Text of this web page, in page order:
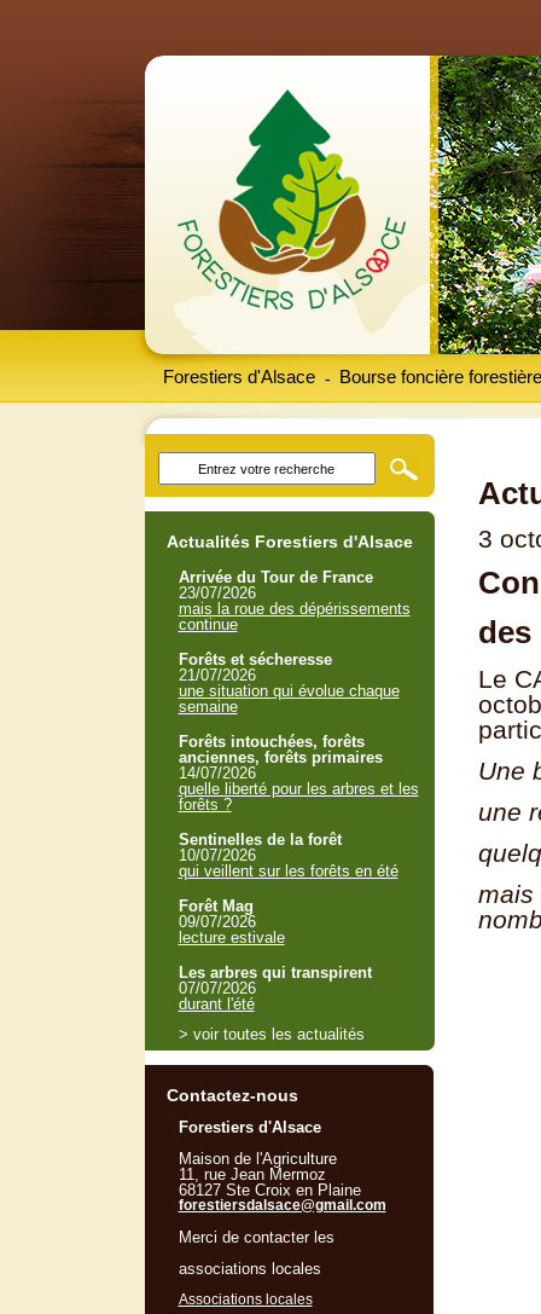
Forestiers d'Alsace Bourse foncière forestière
-
3
des
Le
Une
une
Actualités Forestiers d'Alsace
Arrivée du Tour de France
23/07/2026
mais la roue des dépérissements
continue
Forêts et sécheresse
21/07/2026
une situation qui évolue chaque
semaine
Forêts intouchées, forêts
anciennes, forêts primaires
14/07/2026
quelle liberté pour les arbres et les
forêts ?
Sentinelles de la forêt
10/07/2026
qui veillent sur les forêts en été
Forêt Mag
09/07/2026
lecture estivale
Les arbres qui transpirent
07/07/2026
durant l'été
> voir toutes les actualités
Contactez-nous
Forestiers d'Alsace
Maison de l'Agriculture
11, rue Jean Mermoz
68127 Ste Croix en Plaine
forestiersdalsace@gmail.com
Merci de contacter les
associations locales
Associations locales